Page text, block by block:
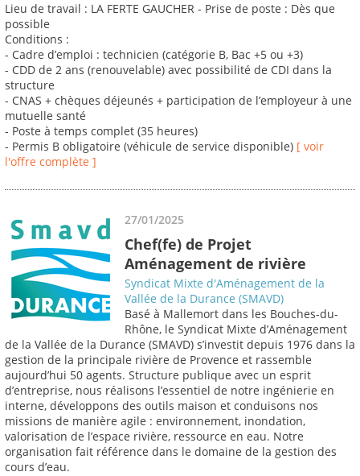
Lieu de travail : LA FERTE GAUCHER - Prise de poste : Dès que
possible
Conditions :
- Cadre d’emploi : technicien (catégorie B, Bac +5 ou +3)
- CDD de 2 ans (renouvelable) avec possibilité de CDI dans la
structure
- CNAS + chèques déjeunés + participation de l’employeur à une
mutuelle santé
- Poste à temps complet (35 heures)
- Permis B obligatoire (véhicule de service disponible) [ voir
l'offre complète ]
27/01/2025
Chef(fe) de Projet
Aménagement de rivière
Syndicat Mixte d'Aménagement de la
Vallée de la Durance (SMAVD)
Basé à Mallemort dans les Bouches-du-
Rhône, le Syndicat Mixte d’Aménagement
de la Vallée de la Durance (SMAVD) s’investit depuis 1976 dans la
gestion de la principale rivière de Provence et rassemble
aujourd’hui 50 agents. Structure publique avec un esprit
d’entreprise, nous réalisons l’essentiel de notre ingénierie en
interne, développons des outils maison et conduisons nos
missions de manière agile : environnement, inondation,
valorisation de l’espace rivière, ressource en eau. Notre
organisation fait référence dans le domaine de la gestion des
cours d’eau.